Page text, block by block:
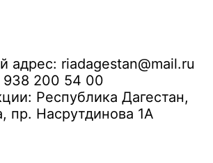
адрес: riadagestan@mail.ru
938 200 54 00
Республика Дагестан,
пр. Насрутдинова 1А